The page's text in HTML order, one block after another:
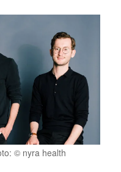
© nyra health